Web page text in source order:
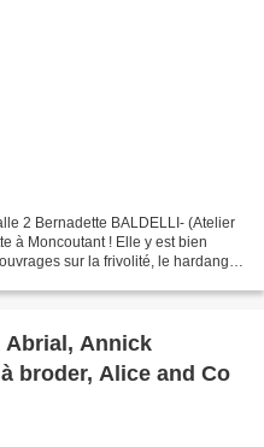
2 Bernadette BALDELLI- (Atelier
à Moncoutant ! Elle y est bien
sur la frivolité, le hardanger,
Annick
broder, Alice and Co